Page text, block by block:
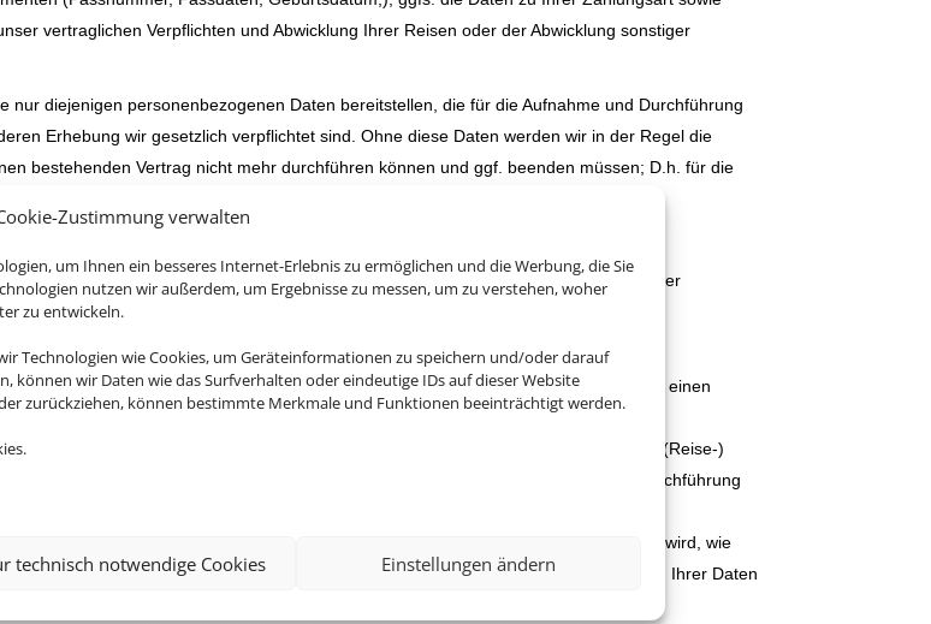
Zustimmung verwalten
um Ihnen ein besseres Internet-Erlebnis zu ermöglichen und die Werbung, die Sie
nutzen wir außerdem, um Ergebnisse zu messen, um zu verstehen, woher
zu entwickeln.
Technologien wie Cookies, um Geräteinformationen zu speichern und/oder darauf
können wir Daten wie das Surfverhalten oder eindeutige IDs auf dieser Website
zurückziehen, können bestimmte Merkmale und Funktionen beeinträchtigt werden.
technisch notwendige Cookies Einstellungen ändern
vertraglichen Verpflichten und Abwicklung Ihrer Reisen oder der Abwicklung sonstiger
nur diejenigen personenbezogenen Daten bereitstellen, die für die Aufnahme und Durchführung
Erhebung wir gesetzlich verpflichtet sind. Ohne diese Daten werden wir in der Regel die
bestehenden Vertrag nicht mehr durchführen können und ggf. beenden müssen; D.h. für die
werden zu verschiedenen Zwecken erhoben und verarbeitet. Die konkreten Zwecke der
Leistungen.
sich dabei aus den Art. 6 und Art. 9 DSGVO.
als Rechtsgrundlage für Verarbeitungsvorgänge, bei denen wir Ihre Einwilligung für einen
müssen.
eines Vertrags erforderlich, wie dies beispielsweise bei der Bearbeitung Ihrer (Reise-)
Art. 6 Abs. 1 lit. b DSGVO. Gleiches gilt für solche Verarbeitungsvorgänge die zur Durchführung
durch welche eine Verarbeitung von personenbezogenen Daten erforderlich wird, wie
aufgrund der Besonderheiten bei der Einreise in die USA, so basiert die Verarbeitung Ihrer Daten